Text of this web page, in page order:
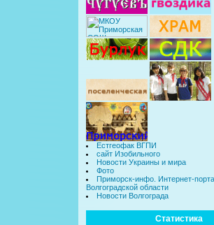
Естгеофак ВГПИ
сайт Изобильного
Новости Украины и мира
Фото
Приморск-инфо. Интернет-
Волгоградской области
Новости Волгограда
Статистика